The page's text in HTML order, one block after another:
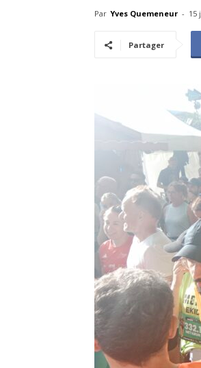
Par Yves Quemeneur - 15
Partager